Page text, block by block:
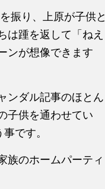
振り、上原が子供と
は踵を返して「ねえ
ンが想像できます
ンダル記事のほとん
子供を通わせてい
です。
族のホームパーティ